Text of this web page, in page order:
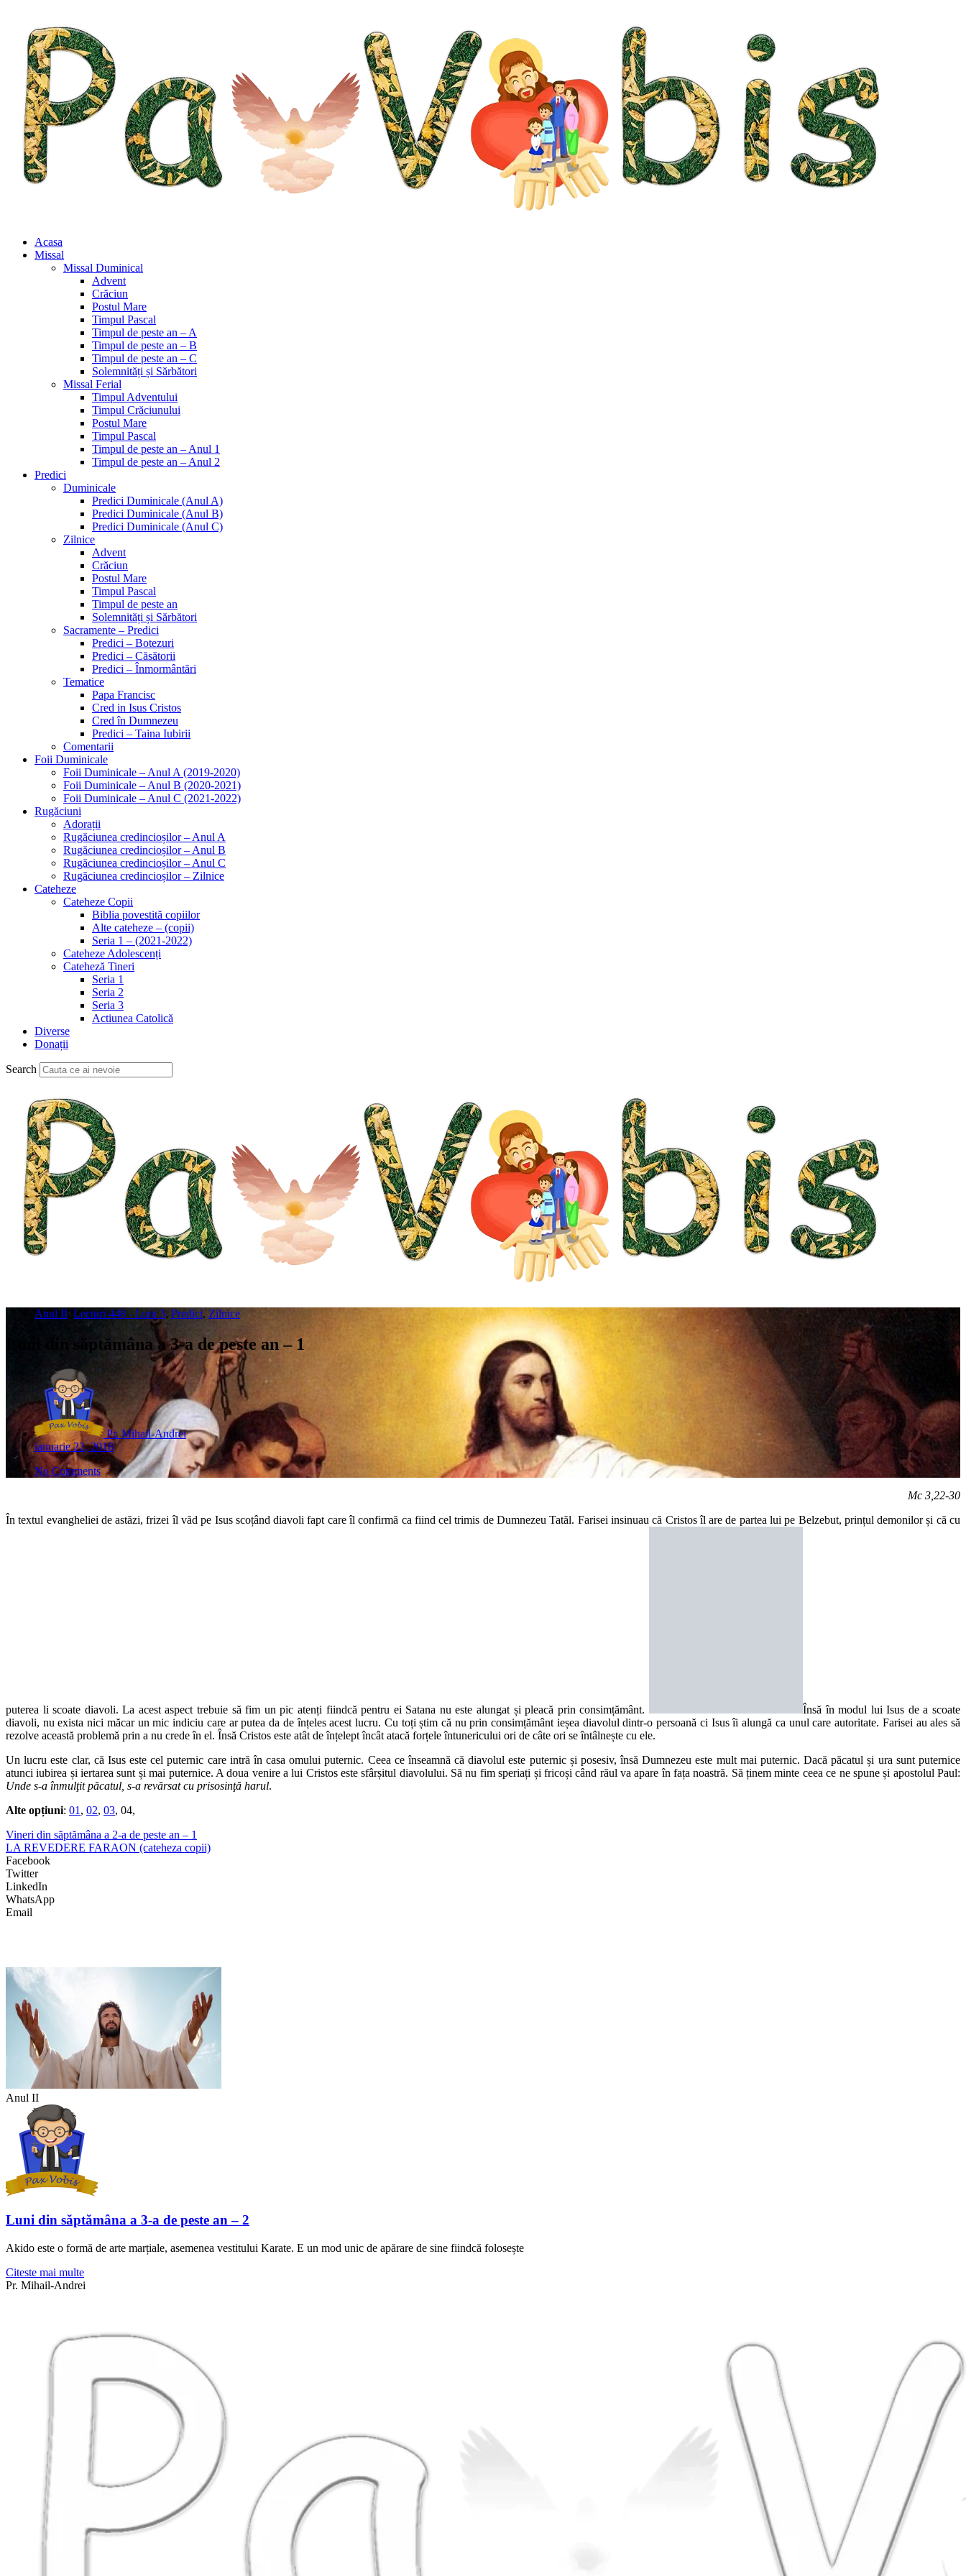
Acasa
Missal
Missal Duminical
Advent
Crăciun
Postul Mare
Timpul Pascal
Timpul de peste an – A
Timpul de peste an – B
Timpul de peste an – C
Solemnități și Sărbători
Missal Ferial
Timpul Adventului
Timpul Crăciunului
Postul Mare
Timpul Pascal
Timpul de peste an – Anul 1
Timpul de peste an – Anul 2
Predici
Duminicale
Predici Duminicale (Anul A)
Predici Duminicale (Anul B)
Predici Duminicale (Anul C)
Zilnice
Advent
Crăciun
Postul Mare
Timpul Pascal
Timpul de peste an
Solemnități și Sărbători
Sacramente – Predici
Predici – Botezuri
Predici – Căsătorii
Predici – Înmormântări
Tematice
Papa Francisc
Cred in Isus Cristos
Cred în Dumnezeu
Predici – Taina Iubirii
Comentarii
Foii Duminicale
Foii Duminicale – Anul A (2019-2020)
Foii Duminicale – Anul B (2020-2021)
Foii Duminicale – Anul C (2021-2022)
Rugăciuni
Adorații
Rugăciunea credincioșilor – Anul A
Rugăciunea credincioșilor – Anul B
Rugăciunea credincioșilor – Anul C
Rugăciunea credincioșilor – Zilnice
Cateheze
Cateheze Copii
Biblia povestită copiilor
Alte cateheze – (copii)
Seria 1 – (2021-2022)
Cateheze Adolescenți
Cateheză Tineri
Seria 1
Seria 2
Seria 3
Actiunea Catolică
Diverse
Donații
Search
Anul II, Lecturi 448 - Luni 3, Predici, Zilnice
Luni din săptămâna a 3-a de peste an – 1
Pr. Mihail-Andrei
ianuarie 22, 2018
No Comments
Mc 3,22-30
În textul evangheliei de astăzi, frizei îl văd pe Isus scoțând diavoli fapt care îl confirmă ca fiind cel trimis de Dumnezeu Tatăl. Farisei insinuau că Cristos îl are de partea lui pe Belzebut, prințul demonilor și că cu
puterea li scoate diavoli. La acest aspect trebuie să fim un pic atenți fiindcă pentru ei Satana nu este alungat și pleacă prin consimțământ.
Însă în modul lui Isus de a scoate
diavoli, nu exista nici măcar un mic indiciu care ar putea da de înțeles acest lucru. Cu toți știm că nu prin consimțământ ieșea diavolul dintr-o persoană ci Isus îi alungă ca unul care autoritate. Farisei au ales să
rezolve această problemă prin a nu crede în el. Însă Cristos este atât de înțelept încât atacă forțele întunericului ori de câte ori se întâlnește cu ele.
Un lucru este clar, că Isus este cel puternic care intră în casa omului puternic. Ceea ce înseamnă că diavolul este puternic și posesiv, însă Dumnezeu este mult mai puternic. Dacă păcatul și ura sunt puternice
atunci iubirea și iertarea sunt și mai puternice. A doua venire a lui Cristos este sfârșitul diavolului. Să nu fim speriați și fricoși când răul va apare în fața noastră. Să ținem minte ceea ce ne spune și apostolul Paul:
Unde s-a înmulţit păcatul, s-a revărsat cu prisosinţă harul.
Alte opțiuni: 01 , 02, 03, 04,
Vineri din săptămâna a 2-a de peste an – 1
LA REVEDERE FARAON (cateheza copii)
Facebook
Twitter
LinkedIn
WhatsApp
Email
Anul II
Luni din săptămâna a 3-a de peste an – 2
Akido este o formă de arte marțiale, asemenea vestitului Karate. E un mod unic de apărare de sine fiindcă folosește
Citeste mai multe
Pr. Mihail-Andrei